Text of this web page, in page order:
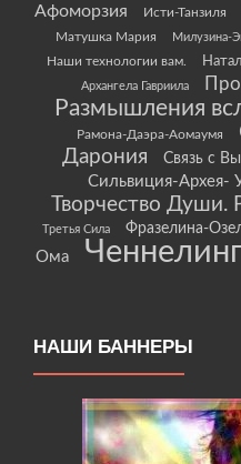
Афоморзия
Исти-Танзиля
Матушка Мария Милузина-
Наши технологии вам.
Архангела Гавриила
Размышления
Рамона-Даэра-Аомаумя
Дарония
Связь с
Сильвиция-Архея-
Творчество Души.
Третья Сила Фразелина-
Ома
НАШИ БАННЕРЫ